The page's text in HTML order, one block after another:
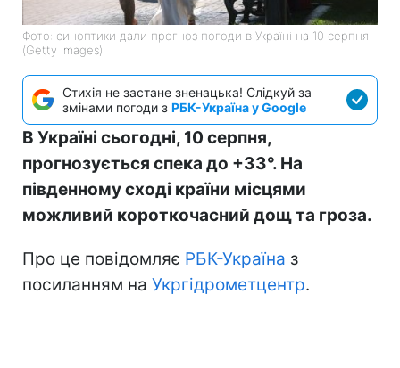
Фото: синоптики дали прогноз погоди в Україні на 10 серпня
(Getty Images)
Стихія не застане зненацька! Слідкуй за
змінами погоди з РБК-Україна у Google
В Україні сьогодні, 10 серпня,
прогнозується спека до +33°. На
південному сході країни місцями
можливий короткочасний дощ та гроза.
Про це повідомляє РБК-Україна з
посиланням на Укргідрометцентр.